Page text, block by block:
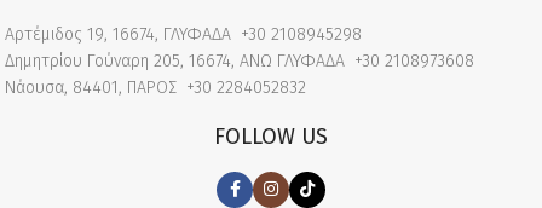
Αρτέμιδος 19, 16674, ΓΛΥΦΑΔΑ +30 2108945298
Δημητρίου Γούναρη 205, 16674, ΑΝΩ ΓΛΥΦΑΔΑ +30 2108973608
Νάουσα, 84401, ΠΑΡΟΣ +30 2284052832
FOLLOW US